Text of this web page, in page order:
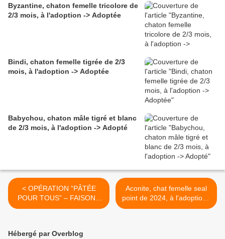
Byzantine, chaton femelle tricolore de
2/3 mois, à l'adoption -> Adoptée
Bindi, chaton femelle tigrée de 2/3
mois, à l'adoption -> Adoptée
Babychou, chaton mâle tigré et blanc
de 2/3 mois, à l'adoption -> Adopté
< OPÉRATION “PÂTÉE
POUR TOUS” – FAISONS
BRILLER LEURS PETITS
Aconite, chat femelle seal
point de 2024, à l'adoption -
> adoptée >
Hébergé par Overblog